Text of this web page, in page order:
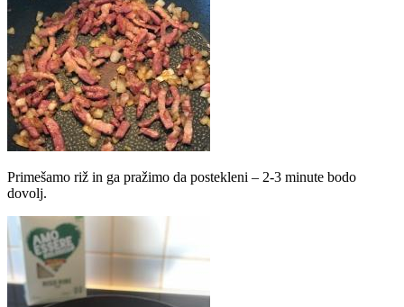
Primešamo riž in ga pražimo da postekleni – 2-3 minute bodo
dovolj.